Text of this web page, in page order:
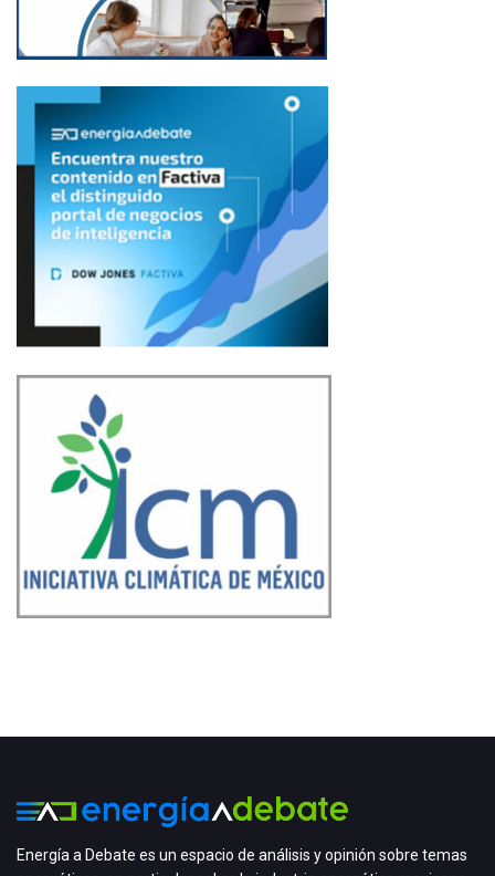
Energía a Debate es un espacio de análisis y opinión sobre temas